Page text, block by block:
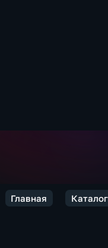
Главная Каталог